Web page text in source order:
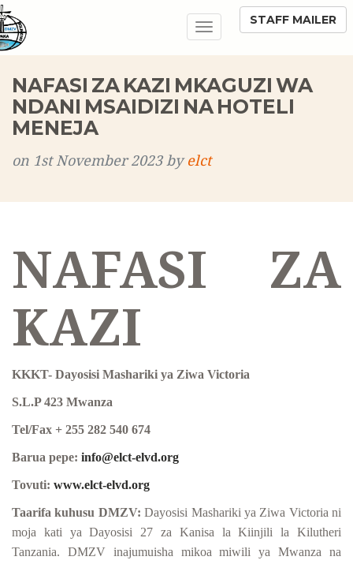
STAFF MAILER
Toggle
NAFASI ZA KAZI MKAGUZI WA
NDANI MSAIDIZI NA HOTELI
MENEJA
on 1st November 2023 byelct
NAFASI ZA
KAZI
KKKT- Dayosisi Mashariki ya Ziwa Victoria
S.L.P 423 Mwanza
Tel/Fax + 255 282 540 674
Barua pepe: info@elct-elvd.org
Tovuti: www.elct-elvd.org
Taarifa kuhusu DMZV:Dayosisi Mashariki ya Ziwa Victoria ni
moja kati ya Dayosisi 27 za Kanisa la Kiinjili la Kilutheri
Tanzania. DMZV inajumuisha mikoa miwili ya Mwanza na